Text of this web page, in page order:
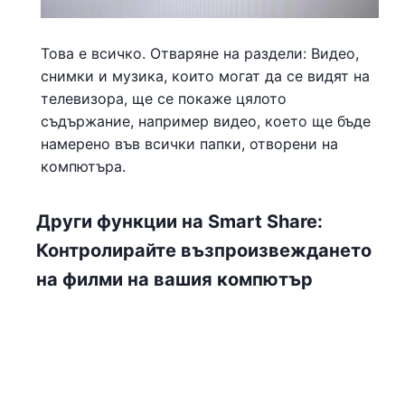
Това е всичко. Отваряне на раздели: Видео,
снимки и музика, които могат да се видят на
телевизора, ще се покаже цялото
съдържание, например видео, което ще бъде
намерено във всички папки, отворени на
компютъра.
Други функции на Smart Share:
Контролирайте възпроизвеждането
на филми на вашия компютър